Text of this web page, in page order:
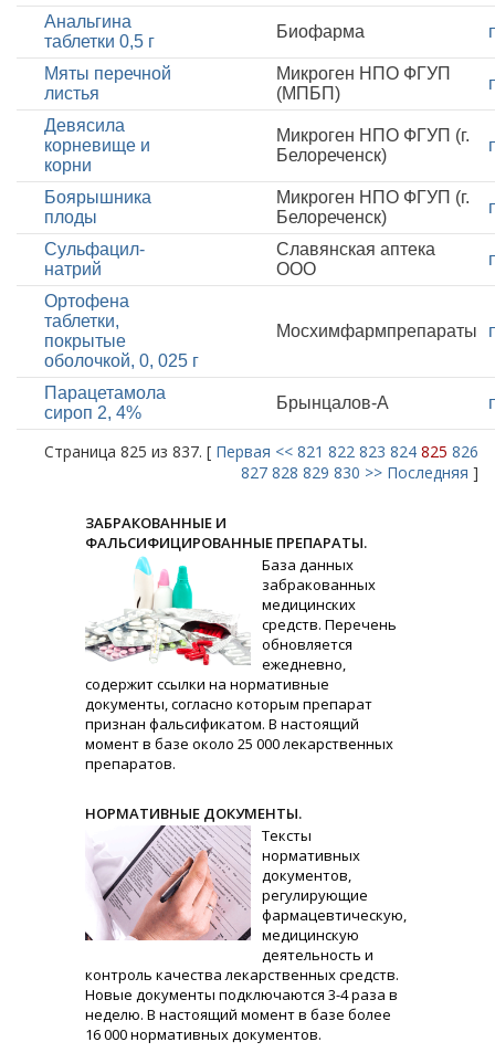
Анальгина
таблетки 0,5 г
Биофарма
Мяты перечной
листья
Микроген НПО ФГУП
(МПБП)
Девясила
корневище и
корни
Микроген НПО ФГУП (г.
Белореченск)
Боярышника
плоды
Микроген НПО ФГУП (г.
Белореченск)
Сульфацил-
натрий
Славянская аптека
ООО
Ортофена
таблетки,
покрытые
оболочкой, 0, 025 г
Мосхимфармпрепараты
Парацетамола
сироп 2, 4%
Брынцалов-А
Страница 825 из 837. [ Первая << 821 822 823 824 825 826
827 828 829 830 >> Последняя ]
ЗАБРАКОВАННЫЕ И
ФАЛЬСИФИЦИРОВАННЫЕ ПРЕПАРАТЫ.
База данных
забракованных
медицинских
средств. Перечень
обновляется
ежедневно,
содержит ссылки на нормативные
документы, согласно которым препарат
признан фальсификатом. В настоящий
момент в базе около 25 000 лекарственных
препаратов.
НОРМАТИВНЫЕ ДОКУМЕНТЫ.
Тексты
нормативных
документов,
регулирующие
фармацевтическую,
медицинскую
деятельность и
контроль качества лекарственных средств.
Новые документы подключаются 3-4 раза в
неделю. В настоящий момент в базе более
16 000 нормативных документов.